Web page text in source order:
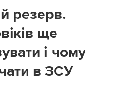
резерв.
ще
і чому
в ЗСУ